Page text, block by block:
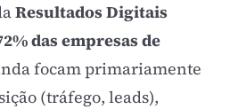
Resultados Digitais
das empresas de
focam primariamente
(tráfego, leads),